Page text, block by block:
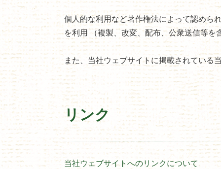
個人的な利用など著作権法によって認めら
を利用 （複製、改変、配布、公衆送信等
また、当社ウェブサイトに掲載されている
リンク
当社ウェブサイトへのリンクについて